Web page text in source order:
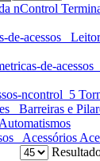
Barreiras e
Automatismos
Acessórios